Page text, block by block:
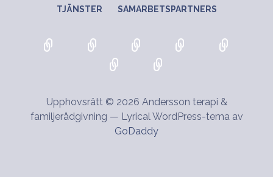
TJÄNSTER
SAMARBETSPARTNERS
Upphovsrätt © 2026 Andersson terapi &
familjerådgivning — Lyrical WordPress-tema av
GoDaddy